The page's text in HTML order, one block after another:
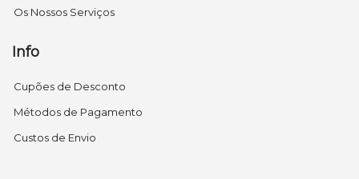
Os Nossos Serviços
Info
Cupões de Desconto
Métodos de Pagamento
Custos de Envio